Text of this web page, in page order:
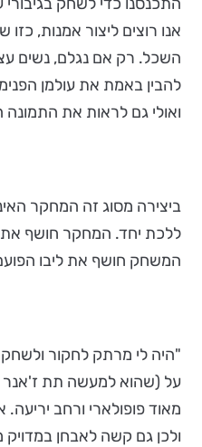
אנו רוצים ליצור אמנות,
השכל. רק אם נגלם, נשים
להבין באמת את עולמן
ואולי גם לראות את התמונה
ביצירה מסוג זה המחקר
ללכת יחד. המחקר חושף את
המשחק חושף את ליבו
"היה לי מרתק לחקור
על (שהוא למעשה תת ז'אנר
מאוד פופולארי ורחב יריעה.
ולכן גם קשה לאבחן